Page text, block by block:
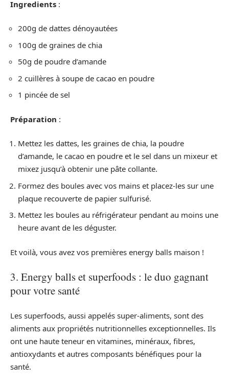
Ingredients :
200g de dattes dénoyautées
100g de graines de chia
50g de poudre d’amande
2 cuillères à soupe de cacao en poudre
1 pincée de sel
Préparation :
Mettez les dattes, les graines de chia, la poudre
d’amande, le cacao en poudre et le sel dans un mixeur et
mixez jusqu’à obtenir une pâte collante.
Formez des boules avec vos mains et placez-les sur une
plaque recouverte de papier sulfurisé.
Mettez les boules au réfrigérateur pendant au moins une
heure avant de les déguster.
Et voilà, vous avez vos premières energy balls maison !
3. Energy balls et superfoods : le duo gagnant
pour votre santé
Les superfoods, aussi appelés super-aliments, sont des
aliments aux propriétés nutritionnelles exceptionnelles. Ils
ont une haute teneur en vitamines, minéraux, fibres,
antioxydants et autres composants bénéfiques pour la
santé.